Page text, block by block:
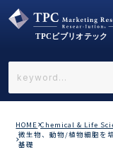
←戻る
HOME Chemical & Life
微生物、動物/植物細胞を
基礎